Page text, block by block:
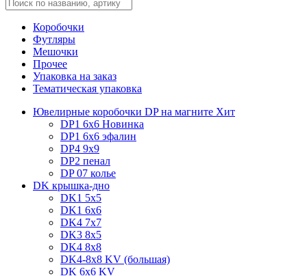
Коробочки
Футляры
Мешочки
Прочее
Упаковка на заказ
Тематическая упаковка
Ювелирные коробочки DP на магните Хит
DP1 6x6 Новинка
DP1 6x6 эфалин
DP4 9x9
DP2 пенал
DP 07 колье
DK крышка-дно
DK1 5x5
DK1 6x6
DK4 7х7
DK3 8x5
DK4 8x8
DK4-8x8 KV (большая)
DK 6х6 KV